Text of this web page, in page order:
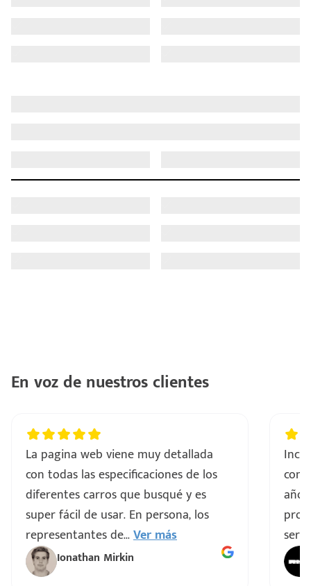
En voz de nuestros clientes
La pagina web viene muy detallada
con todas las especificaciones de los
diferentes carros que busqué y es
super fácil de usar. En persona, los
representantes de...Ver más
Ionathan Mirkin